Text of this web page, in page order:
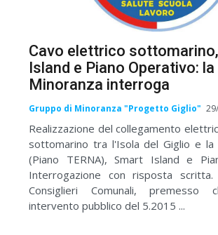
Cavo elettrico
Island e Piano Operativo: la
Minoranza interroga
Gruppo di Minoranza "Progetto Giglio"
Realizzazione del collegamento
sottomarino tra l'Isola del Giglio e la
(Piano TERNA), Smart Island e
Interrogazione con risposta
Consiglieri Comunali, premesso
intervento pubblico del 5.2015 ...